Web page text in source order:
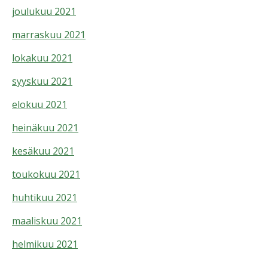
joulukuu 2021
marraskuu 2021
lokakuu 2021
syyskuu 2021
elokuu 2021
heinäkuu 2021
kesäkuu 2021
toukokuu 2021
huhtikuu 2021
maaliskuu 2021
helmikuu 2021